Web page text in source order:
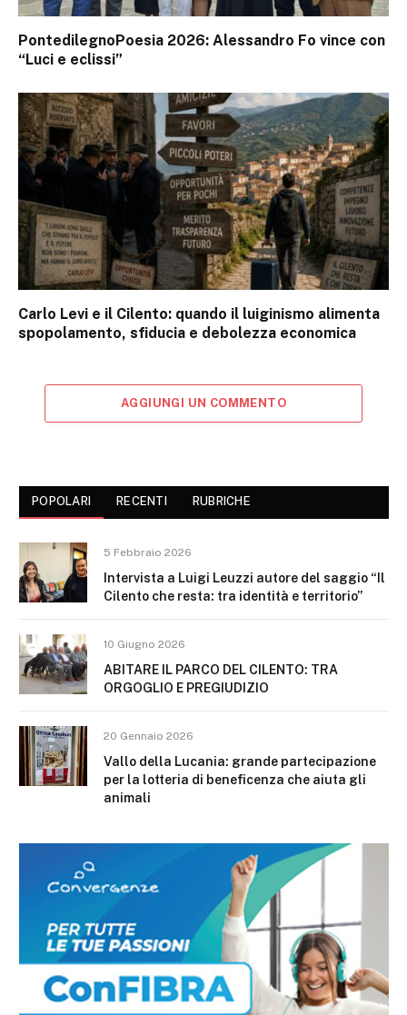
PontedilegnoPoesia 2026: Alessandro Fo vince con
“Luci e eclissi”
Carlo Levi e il Cilento: quando il luiginismo alimenta
spopolamento, sfiducia e debolezza economica
AGGIUNGI UN COMMENTO
POPOLARI RECENTI RUBRICHE
5 Febbraio 2026
Intervista a Luigi Leuzzi autore del saggio “Il
Cilento che resta: tra identità e territorio”
10 Giugno 2026
ABITARE IL PARCO DEL CILENTO: TRA
ORGOGLIO E PREGIUDIZIO
20 Gennaio 2026
Vallo della Lucania: grande partecipazione
per la lotteria di beneficenza che aiuta gli
animali